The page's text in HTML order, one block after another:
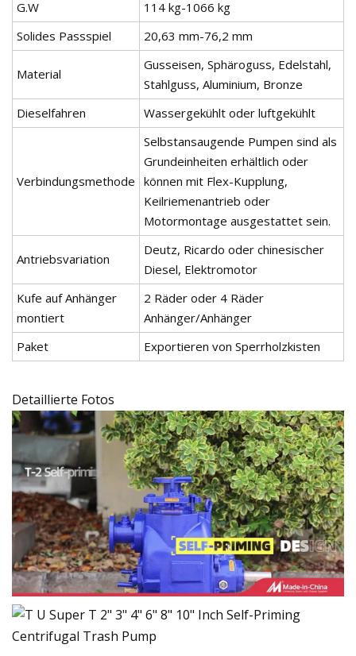
G.W
114 kg-1066 kg
Solides Passspiel
20,63 mm-76,2 mm
Material
Gusseisen, Sphäroguss, Edelstahl,
Stahlguss, Aluminium, Bronze
Dieselfahren
Wassergekühlt oder luftgekühlt
Verbindungsmethode
Selbstansaugende Pumpen sind als
Grundeinheiten erhältlich oder
können mit Flex-Kupplung,
Keilriemenantrieb oder
Motormontage ausgestattet sein.
Antriebsvariation
Deutz, Ricardo oder chinesischer
Diesel, Elektromotor
Kufe auf Anhänger
montiert
2 Räder oder 4 Räder
Anhänger/Anhänger
Paket
Exportieren von Sperrholzkisten
Detaillierte Fotos